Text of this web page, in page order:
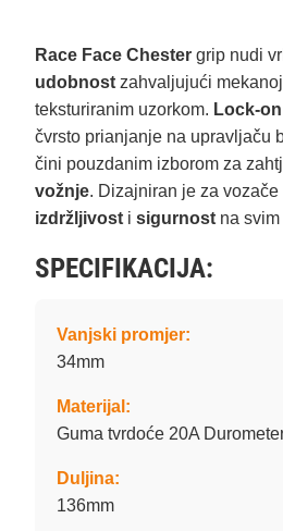
Race Face Chester grip nudi
udobnost zahvaljujući
teksturiranim uzorkom. Lock-on
čvrsto prianjanje na upravljaču
čini pouzdanim izborom za
vožnje. Dizajniran je za
izdržljivost i sigurnost na
SPECIFIKACIJA:
Vanjski promjer:
34mm
Materijal:
Guma tvrdoće 20A
Duljina:
136mm